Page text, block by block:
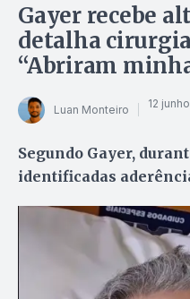
Gayer recebe
detalha
“Abriram
Luan Monteiro 12
Segundo Gayer,
identificadas